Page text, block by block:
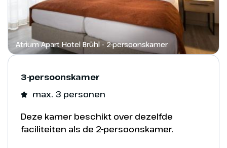
Atrium Apart Hotel Brühl - 2-persoonskamer
3-persoonskamer
max. 3 personen
Deze kamer beschikt over dezelfde
faciliteiten als de 2-persoonskamer.
China Town
In China Town vind je prachtige gebouwen
met traditionele dakpannen speciaal
uit het Verre Oosten. In 1 van deze
gebouwen zit de attractie Geister Rikscha,
Europa, durf jij een ritje te maken?